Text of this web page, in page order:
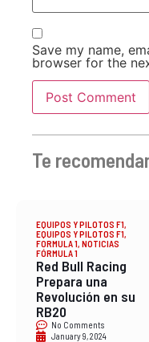
Save my name,
browser for the
Te
EQUIPOS Y PILOTOS F1,
EQUIPOS Y PILOTOS F1,
FORMULA 1, NOTICIAS
FÓRMULA 1
Red Bull Racing
Prepara una
Revolución en su
RB20
No Comments
January 9, 2024